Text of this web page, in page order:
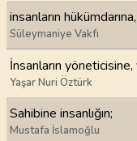
insanların hükümdarına,
Süleymaniye Vakfı
İnsanların
Yaşar Nuri Öztürk
Sahibine insanlığın;
Mustafa İslamoğlu